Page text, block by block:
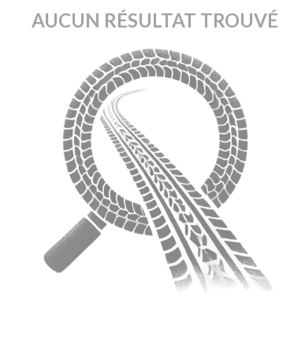
AUCUN RÉSULTAT TROUVÉ